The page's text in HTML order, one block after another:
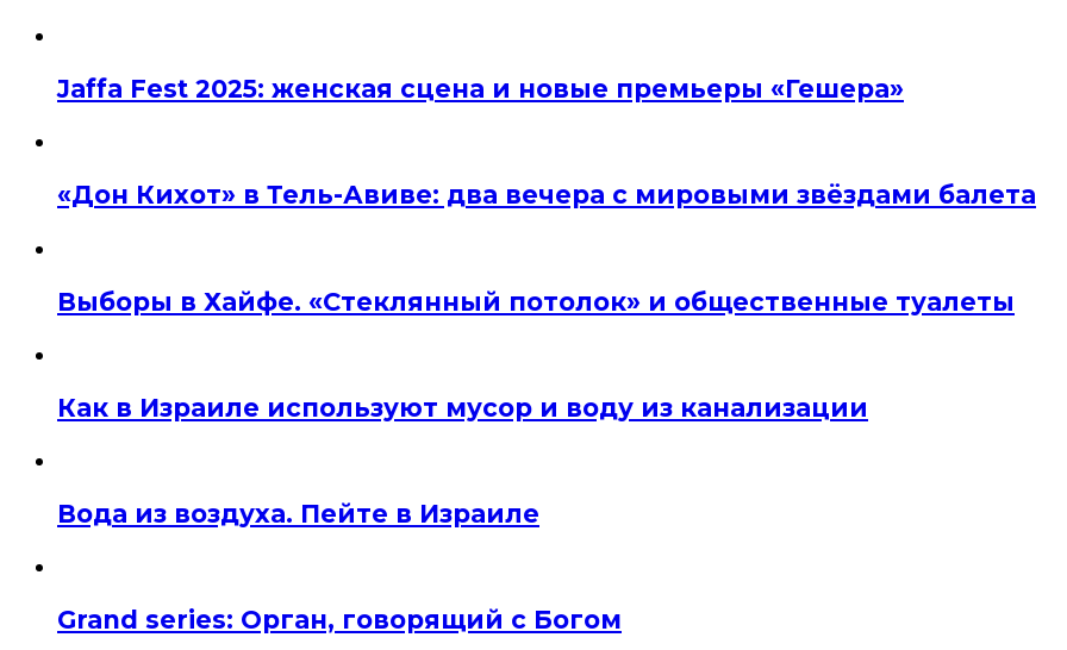
Jaffa Fest 2025: женская сцена и новые премьеры «Гешера»
«Дон Кихот» в Тель-Авиве: два вечера с мировыми звёздами балета
Выборы в Хайфе. «Стеклянный потолок» и общественные туалеты
Как в Израиле используют мусор и воду из канализации
Вода из воздуха. Пейте в Израиле
Grand series: Орган, говорящий с Богом